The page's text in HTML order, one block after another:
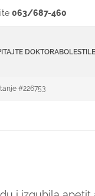
063/687-460
DOKTORABOLESTI
#226753